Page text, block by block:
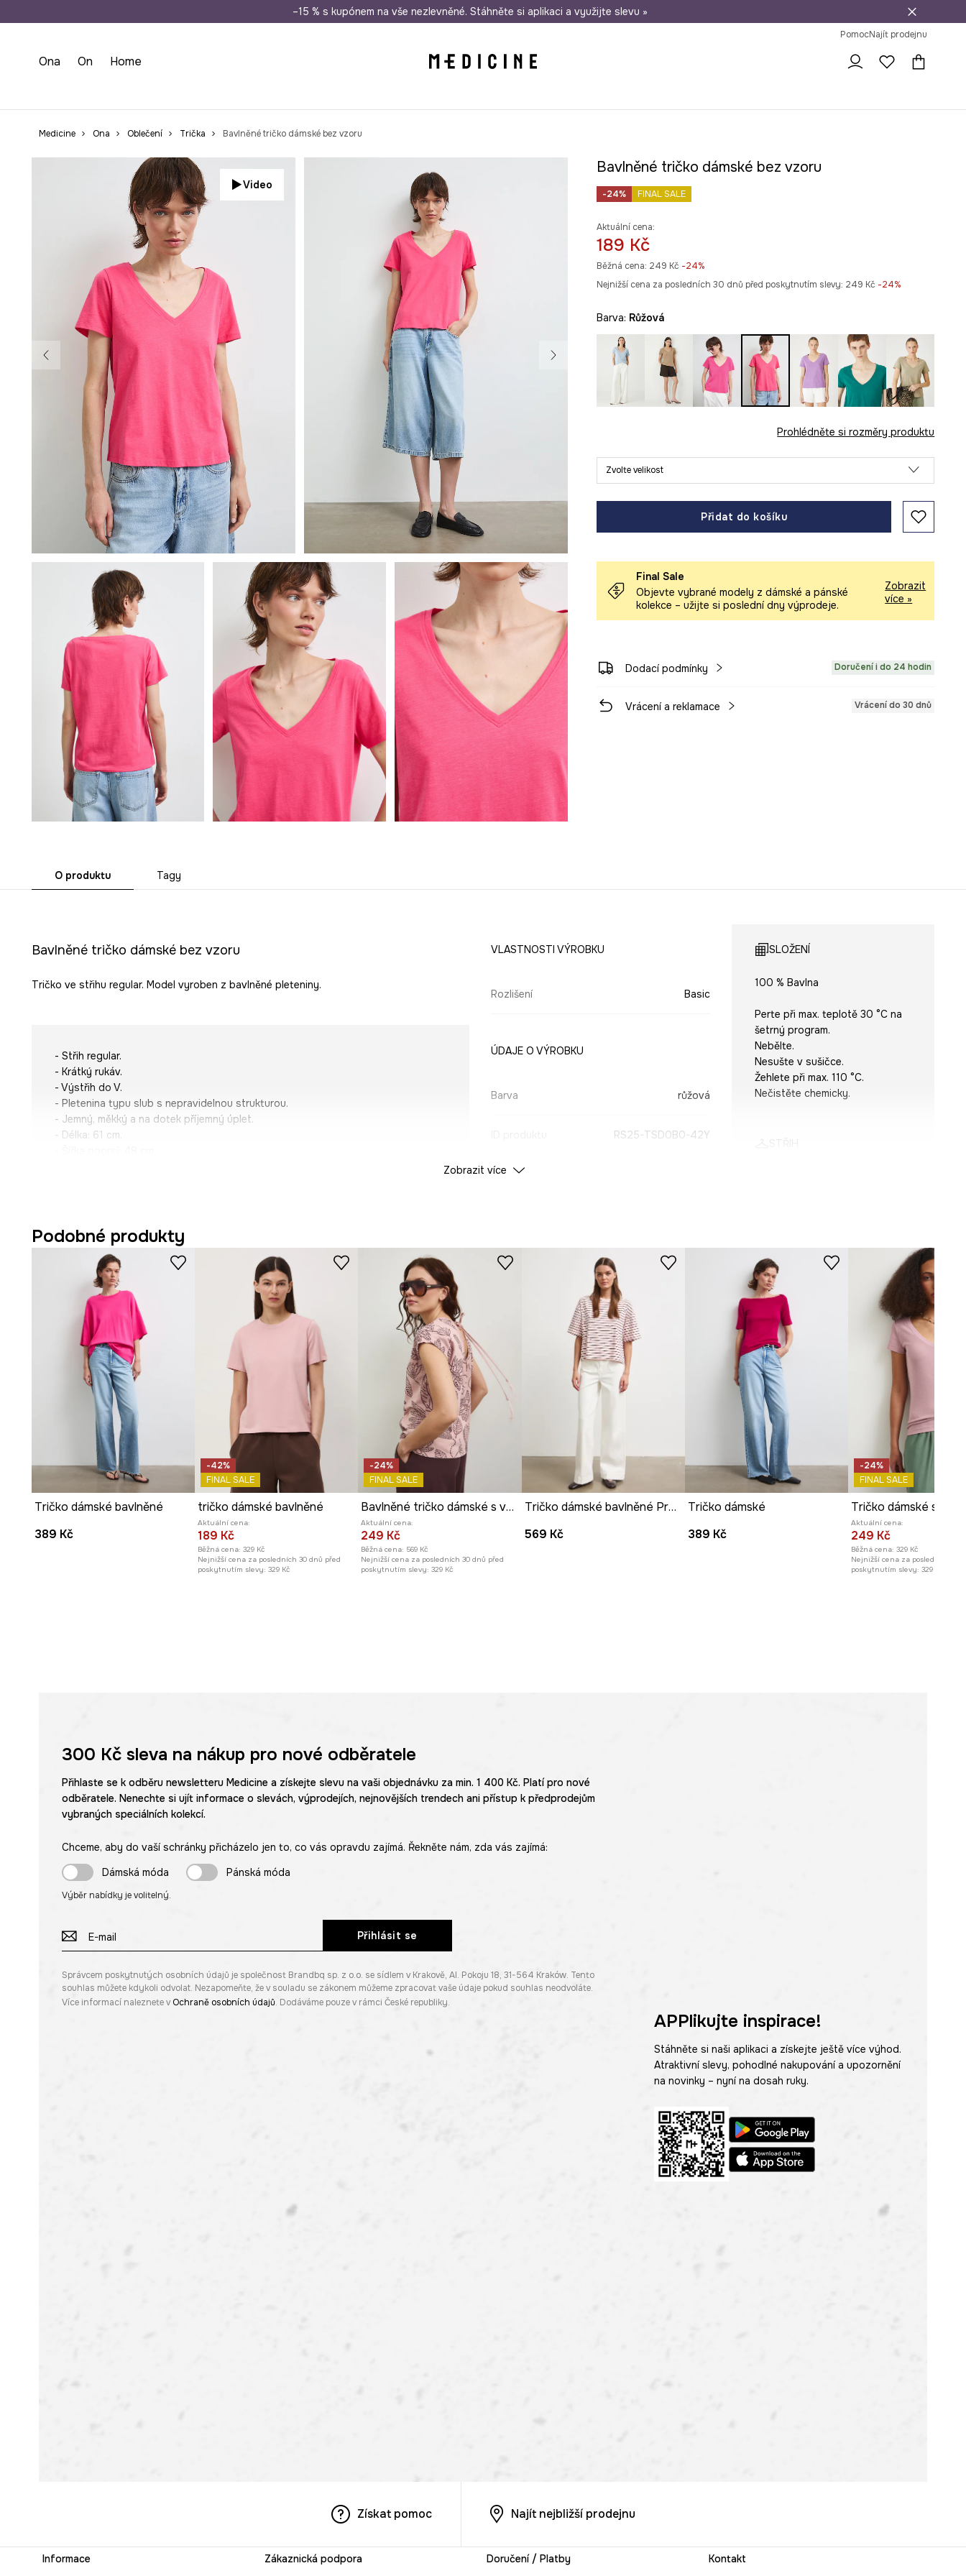
Doprava zdarma při nákupu nad 1 200 Kč Odeslání i do 24 hodin 30 dní na vrácení zboží
–15 % s kupónem na vše nezlevněné. Stáhněte si aplikaci a využijte slevu »
PomocNajít prodejnu
Ona On Home
Medicine Ona Oblečení Trička Bavlněné tričko dámské bez vzoru
Video
Bavlněné tričko dámské bez vzoru
-24% FINAL SALE
Aktuální cena:
189 Kč
Běžná cena: 249 Kč -24%
Nejnižší cena za posledních 30 dnů před poskytnutím slevy: 249 Kč -24%
Barva: růžová
Prohlédněte si rozměry produktu
Zvolte velikost
Přidat do košíku
Final Sale
Objevte vybrané modely z dámské a pánské
kolekce – užijte si poslední dny výprodeje.
Zobrazit
více »
Dodací podmínky Doručení i do 24 hodin
Vrácení a reklamace Vrácení do 30 dnů
O produktu Tagy
Bavlněné tričko dámské bez vzoru
Tričko ve střihu regular. Model vyroben z bavlněné pleteniny.
- Střih regular.
- Krátký rukáv.
- Výstřih do V.
- Pletenina typu slub s nepravidelnou strukturou.
- Jemný, měkký a na dotek příjemný úplet.
- Délka: 61 cm.
VLASTNOSTI VÝROBKU
Rozlišení Basic
ÚDAJE O VÝROBKU
Barva růžová
RS25-TSD0B0-42Y
Výrobce
SLOŽENÍ
100 % Bavlna
Perte při max. teplotě 30 °C na
šetrný program.
Nebělte.
Nesušte v sušičce.
Žehlete při max. 110 °C.
Nečistěte chemicky.
STŘIH
Modelka na fotografii je vysoká
180 cm a má na sebe velikost S
Prohlédněte si rozměry
Zobrazit více
Podobné produkty
Tričko dámské bavlněné
389 Kč
-42%
FINAL SALE
tričko dámské bavlněné
Aktuální cena:
189 Kč
Běžná cena: 329 Kč
Nejnižší cena za posledních 30 dnů před
poskytnutím slevy: 329 Kč
-24%
FINAL SALE
Bavlněné tričko dámské s výstřihem na zádech
Aktuální cena:
249 Kč
Běžná cena: 569 Kč
Nejnižší cena za posledních 30 dnů před
poskytnutím slevy: 329 Kč
Tričko dámské bavlněné Pruhované
569 Kč
Tričko dámské
389 Kč
-24%
FINAL SALE
Aktuální cena:
249 Kč
Běžná cena: 329 Kč
Nejnižší cena za posledních 30
poskytnutím slevy: 329 Kč
300 Kčsleva na nákup pro nové odběratele
Přihlaste se k odběru newsletteru Medicine a získejte slevu na vaši objednávku za min. 1 400 Kč. Platí pro nové
odběratele. Nenechte si ujít informace o slevách, výprodejích, nejnovějších trendech ani přístup k předprodejům
vybraných speciálních kolekcí.
Chceme, aby do vaší schránky přicházelo jen to, co vás opravdu zajímá. Řekněte nám, zda vás zajímá:
Dámská móda
Pánská móda
Výběr nabídky je volitelný.
Přihlásit se
Správcem poskytnutých osobních údajů je společnost Brandbq sp. z o.o. se sídlem v Krakově, Al. Pokoju 18, 31-564 Kraków. Tento
souhlas můžete kdykoli odvolat. Nezapomeňte, že v souladu se zákonem můžeme zpracovat vaše údaje pokud souhlas neodvoláte.
Více informací naleznete v Ochraně osobních údajů. Dodáváme pouze v rámci České republiky.
APPlikujte inspirace!
Stáhněte si naši aplikaci a získejte ještě více výhod.
Atraktivní slevy, pohodlné nakupování a upozornění
na novinky – nyní na dosah ruky.
Získat pomoc Najít nejbližší prodejnu
Informace Zákaznická podpora Doručení / Platby Kontakt